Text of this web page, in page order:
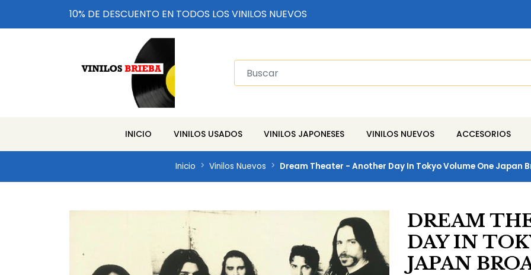
10% DE DESCUENTO EN TODOS LOS VINILOS NUEVOS
INICIO VINILOS USADOS VINILOS JAPONESES VINILOS NUEVOS ACCESORIOS
Inicio Vinilos Nuevos Dream Theater - Another Day In Tokyo Volume One Japan
DREAM
DAY IN
JAPAN